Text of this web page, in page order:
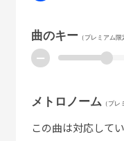
曲のキー（プレミアム限
ー
メトロノーム （プレ
この曲は対応して